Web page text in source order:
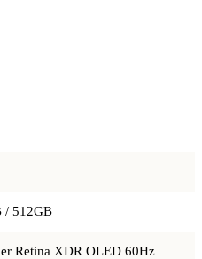
/ 512GB
Retina XDR OLED 60Hz